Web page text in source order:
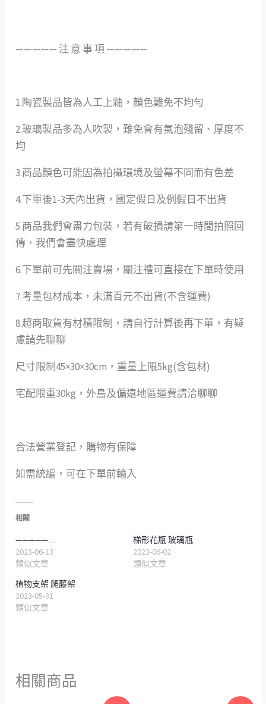
—————️ 注 意 事 項 —————
1.陶瓷製品皆為人工上釉，顏色難免不均勻
2.玻璃製品多為人吹製，難免會有氣泡殘留、厚度不
均
3.商品顏色可能因為拍攝環境及螢幕不同而有色差
4.下單後1-3天內出貨，國定假日及例假日不出貨
5.商品我們會盡力包裝，若有破損請第一時間拍照回
傳，我們會盡快處理
6.下單前可先關注賣場，關注禮可直接在下單時使用
7.考量包材成本，未滿百元不出貨(不含運費)
8.超商取貨有材積限制，請自行計算後再下單，有疑
慮請先聊聊
尺寸限制45×30×30cm，重量上限5kg(含包材)
宅配限重30kg，外島及偏遠地區運費請洽聊聊
合法營業登記，購物有保障
如需統編，可在下單前輸入
相關
—————…
2023-06-13
類似文章
梯形花瓶 玻璃瓶
2023-06-02
類似文章
植物支架 爬藤架
2023-05-31
類似文章
相關商品